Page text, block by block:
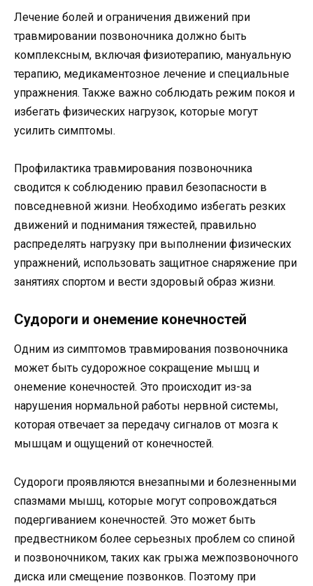
Лечение болей и ограничения движений при
травмировании позвоночника должно быть
комплексным, включая физиотерапию, мануальную
терапию, медикаментозное лечение и специальные
упражнения. Также важно соблюдать режим покоя и
избегать физических нагрузок, которые могут
усилить симптомы.
Профилактика травмирования позвоночника
сводится к соблюдению правил безопасности в
повседневной жизни. Необходимо избегать резких
движений и поднимания тяжестей, правильно
распределять нагрузку при выполнении физических
упражнений, использовать защитное снаряжение при
занятиях спортом и вести здоровый образ жизни.
Судороги и онемение конечностей
Одним из симптомов травмирования позвоночника
может быть судорожное сокращение мышц и
онемение конечностей. Это происходит из-за
нарушения нормальной работы нервной системы,
которая отвечает за передачу сигналов от мозга к
мышцам и ощущений от конечностей.
Судороги проявляются внезапными и болезненными
спазмами мышц, которые могут сопровождаться
подергиванием конечностей. Это может быть
предвестником более серьезных проблем со спиной
и позвоночником, таких как грыжа межпозвоночного
диска или смещение позвонков. Поэтому при